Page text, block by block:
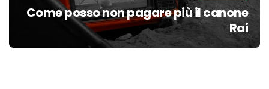
Come posso non pagare più il canone
Rai